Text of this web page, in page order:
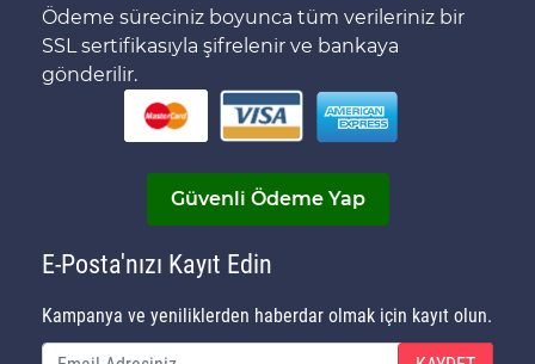
Ödeme süreciniz boyunca tüm verileriniz bir
SSL sertifikasıyla şifrelenir ve bankaya
gönderilir.
Güvenli Ödeme Yap
E-Posta'nızı Kayıt Edin
Kampanya ve yeniliklerden haberdar olmak için kayıt olun.